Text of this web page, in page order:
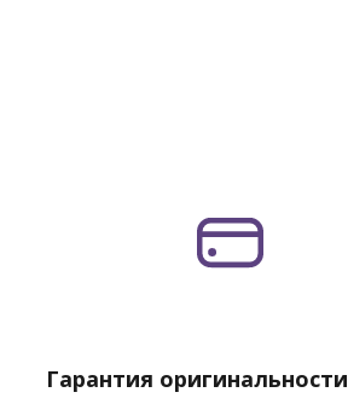
Гарантия оригинальности